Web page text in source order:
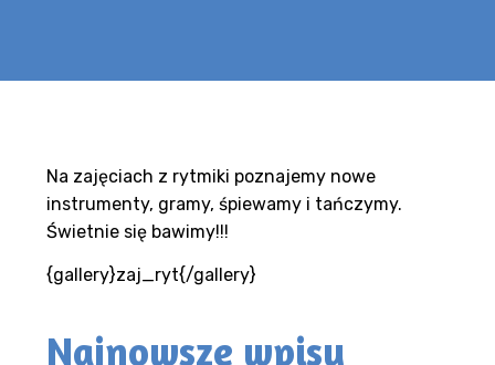
Na zajęciach z rytmiki poznajemy nowe
instrumenty, gramy, śpiewamy i tańczymy.
Świetnie się bawimy!!!
{gallery}zaj_ryt{/gallery}
Najnowsze wpisy